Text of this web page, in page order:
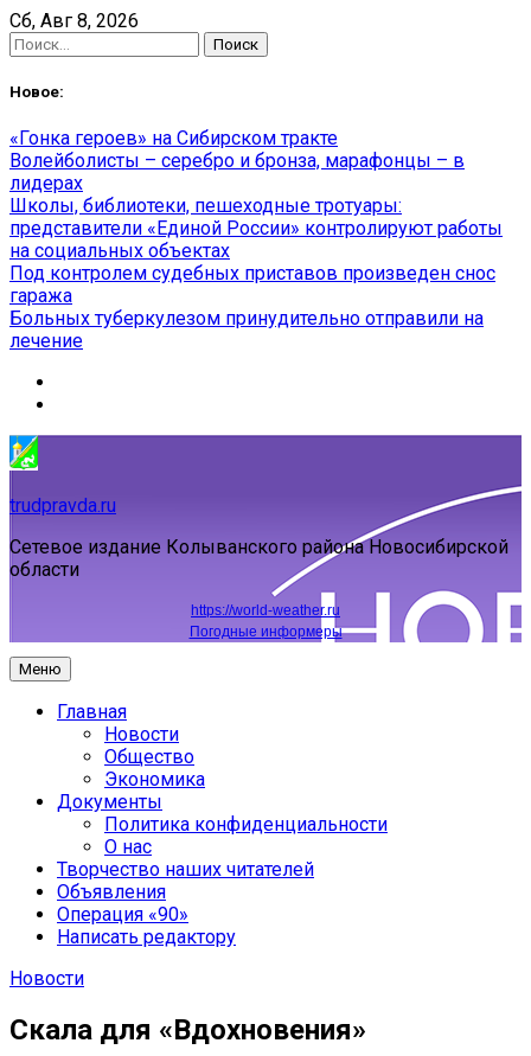
Skip
to
content
Сб, Авг 8, 2026
Найти:
Новое:
«Гонка героев» на Сибирском тракте
Волейболисты – серебро и бронза, марафонцы – в
лидерах
Школы, библиотеки, пешеходные тротуары:
представители «Единой России» контролируют работы
на социальных объектах
Под контролем судебных приставов произведен снос
гаража
Больных туберкулезом принудительно отправили на
лечение
trudpravda.ru
Сетевое издание Колыванского района Новосибирской
области
https://world-weather.ru
Погодные информеры
Меню
Главная
Новости
Общество
Экономика
Документы
Политика конфиденциальности
О нас
Творчество наших читателей
Объявления
Операция «90»
Написать редактору
Новости
Скала для «Вдохновения»